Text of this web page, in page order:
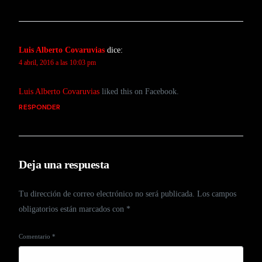
Luis Alberto Covaruvias dice:
4 abril, 2016 a las 10:03 pm
Luis Alberto Covaruvias liked this on Facebook.
RESPONDER
Deja una respuesta
Tu dirección de correo electrónico no será publicada. Los campos
obligatorios están marcados con *
Comentario*